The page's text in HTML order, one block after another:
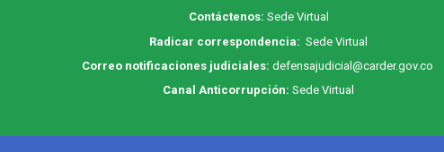
Contáctenos: Sede Virtual
Radicar correspondencia: Sede Virtual
Correo notificaciones judiciales: defensajudicial@carder.gov.co
Canal Anticorrupción: Sede Virtual